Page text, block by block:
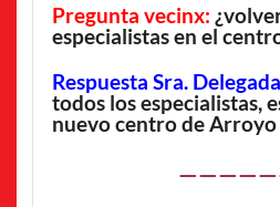
Pregunta vecinx:
especialistas en el
Respuesta Sra.
todos los especialistas,
nuevo centro de